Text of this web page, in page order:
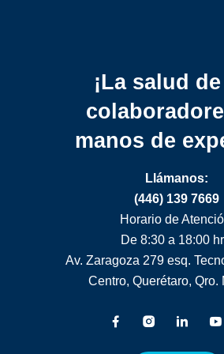
¡La salud
manos de
Llámanos:
(446) 139 7669
Horario de
De 8:30 a 18:00
Av. Zaragoza 279 esq.
Centro, Querétaro, Qro.